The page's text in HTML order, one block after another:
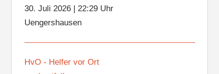
30. Juli 2026| 22:29 Uhr
Uengershausen
HvO - Helfer vor Ort